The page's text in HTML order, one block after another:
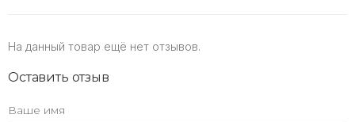
На данный товар ещё нет отзывов.
Оставить отзыв
Ваше имя